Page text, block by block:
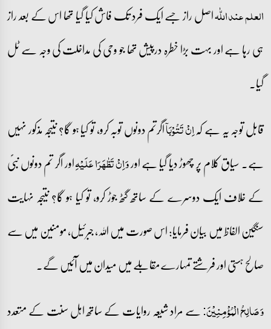
العلم عند اللّٰہاصل راز جسے ایک فرد تک فاش کیا گیا تھا اس کے بعد راز
ہی رہا ہے اور بہت بڑا خطرہ درپیش تھا جو وحی کی مداخلت کی وجہ سے ٹل
گیا۔
قابل توجہ یہ ہے کہاِنۡ تَتُوۡبَاۤاگرتم دونوں توبہ کرو، تو کیا ہو گا؟ نتیجہ مذکور نہیں
ہے۔ سیاق کلام پر چھوڑ دیا گیا ہے اوروَ اِنۡ تَظٰہَرَا عَلَیۡہِاور اگر تم دونوں نبیؐ
کے خلاف ایک دوسرے کے ساتھ گٹھ جوڑ کرو، تو کیا ہو گا؟ نتیجہ نہایت
سنگین الفاظ میں بیان فرمایا: اس صورت میں اللہ، جبرئیل، مومنین میں سے
صالح ہستی اور فرشتے تمہارے مقابلے میں میدان میں آئیں گے۔
وَ صَالِحُ الۡمُؤۡمِنِیۡنَ:سے مراد شیعہ روایات کے ساتھ اہل سنت کے متعدد